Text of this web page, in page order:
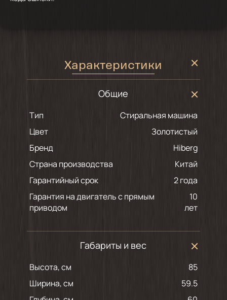
Характеристики
Общие
Тип
Стиральная машина
Цвет
золотистый
Бренд
Hiberg
Страна производства
Китай
Гарантийный срок
2 года
Гарантия на двигатель с прямым
приводом
10
лет
Габариты и вес
Высота, см
85
Ширина, см
59.5